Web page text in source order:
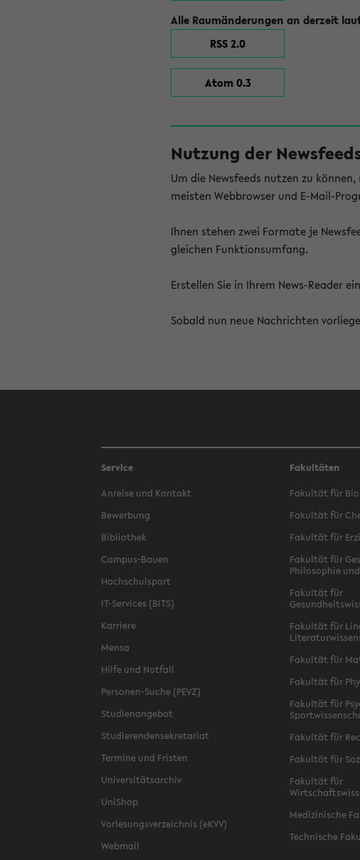
Alle Raumänderungen an derzeit
RSS 2.0
Atom 0.3
Nutzung der
Um die Newsfeeds nutzen zu
meisten Webbrowser und E-Mail-
Ihnen stehen zwei Formate je
gleichen Funktionsumfang.
Erstellen Sie in Ihrem News-Reader
Sobald nun neue Nachrichten
Service
Anreise und Kontakt
Bewerbung
Bibliothek
Campus-Bauen
Hochschulsport
IT-Services (BITS)
Karriere
Mensa
Hilfe und Notfall
Personen-Suche (PEVZ)
Studienangebot
Studierendensekretariat
Termine und Fristen
Universitätsarchiv
UniShop
Vorlesungsverzeichnis (eKVV)
Webmail
Fakultäten
Fakultät für
Fakultät für
Fakultät für
Fakultät für
Philosophie
Fakultät für
Fakultät für
Fakultät für
Fakultät für
Fakultät für
Fakultät für
Fakultät für
Fakultät für
Medizinische
Technische